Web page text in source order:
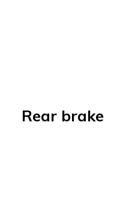
Rear brake